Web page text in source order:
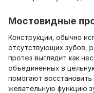
Мостовидные
Конструкции, обычно
отсутствующих зубов,
протез выглядит как
объединенных в
помогают восстановить
жевательную функцию